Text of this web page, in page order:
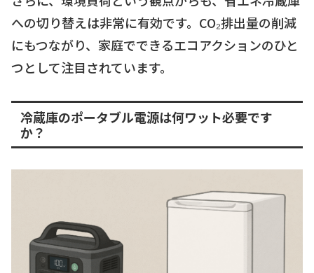
への切り替えは非常に有効です。CO₂排出量の削減
にもつながり、家庭でできるエコアクションのひと
つとして注目されています。
冷蔵庫のポータブル電源は何ワット必要です
か？